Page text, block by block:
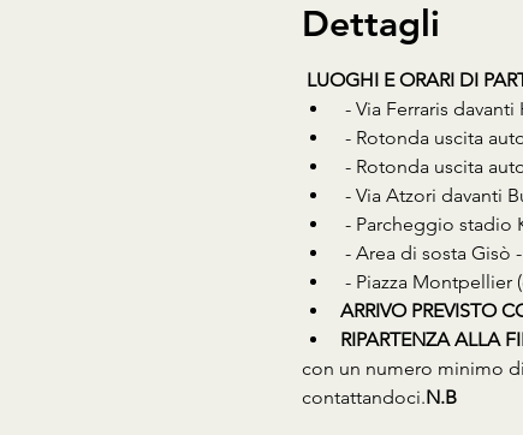
Dettagli
LUOGHI E ORARI DI
- Via Ferraris davanti
- Rotonda uscita
- Rotonda uscita
- Via Atzori davanti
- Parcheggio stadio
- Area di sosta Gisò -
- Piazza Montpellier
ARRIVO PREVISTO
RIPARTENZA ALLA
con un numero minimo
contattandoci.N.B